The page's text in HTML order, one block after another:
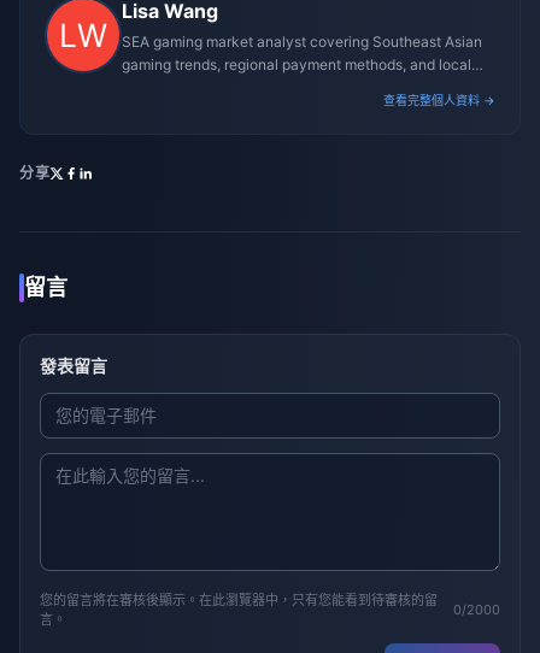
Lisa Wang
SEA gaming market analyst covering Southeast Asian
gaming trends, regional payment methods, and local
查看完整個人資料 →
分享
留言
發表留言
您的留言將在審核後顯示。在此瀏覽器中，只有您能看到待審核的留
言。
0/2000